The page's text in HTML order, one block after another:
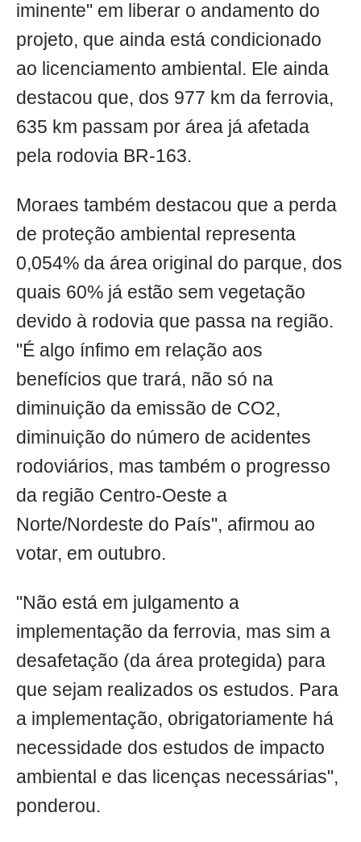
iminente" em liberar o andamento do
projeto, que ainda está condicionado
ao licenciamento ambiental. Ele ainda
destacou que, dos 977 km da ferrovia,
635 km passam por área já afetada
pela rodovia BR-163.
Moraes também destacou que a perda
de proteção ambiental representa
0,054% da área original do parque, dos
quais 60% já estão sem vegetação
devido à rodovia que passa na região.
"É algo ínfimo em relação aos
benefícios que trará, não só na
diminuição da emissão de CO2,
diminuição do número de acidentes
rodoviários, mas também o progresso
da região Centro-Oeste a
Norte/Nordeste do País", afirmou ao
votar, em outubro.
"Não está em julgamento a
implementação da ferrovia, mas sim a
desafetação (da área protegida) para
que sejam realizados os estudos. Para
a implementação, obrigatoriamente há
necessidade dos estudos de impacto
ambiental e das licenças necessárias",
ponderou.